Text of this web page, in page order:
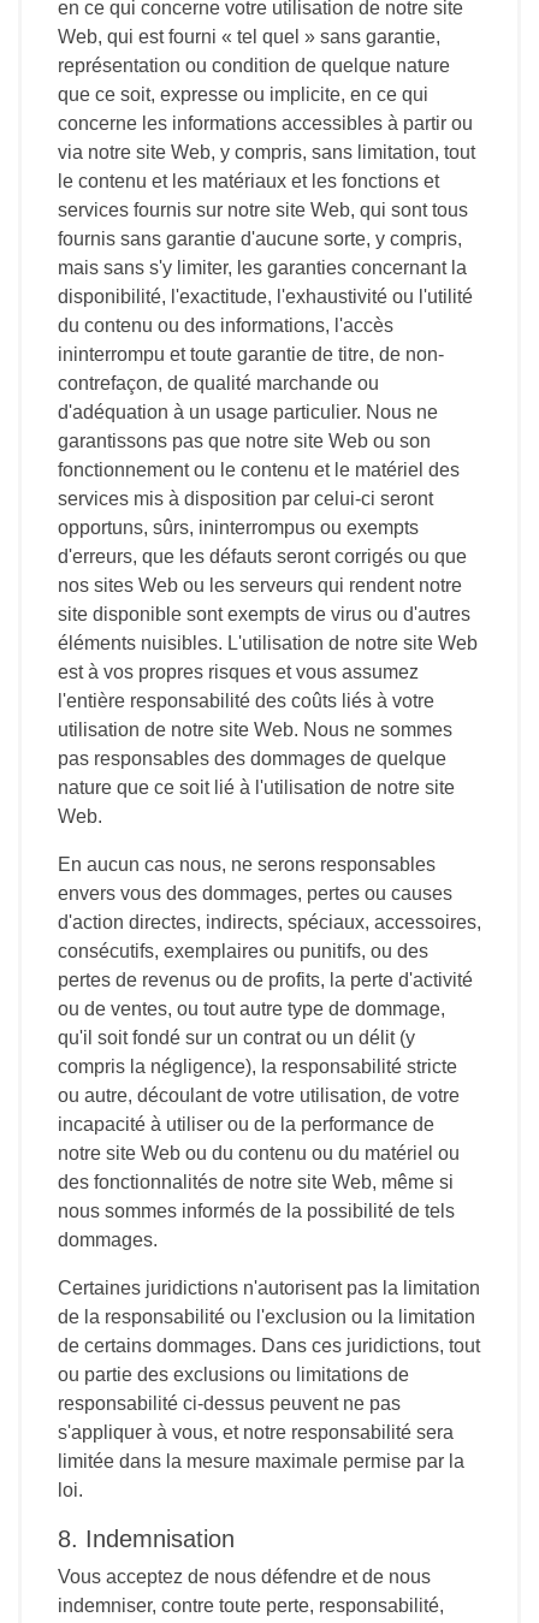
en ce qui concerne votre utilisation de notre site
Web, qui est fourni « tel quel » sans garantie,
représentation ou condition de quelque nature
que ce soit, expresse ou implicite, en ce qui
concerne les informations accessibles à partir ou
via notre site Web, y compris, sans limitation, tout
le contenu et les matériaux et les fonctions et
services fournis sur notre site Web, qui sont tous
fournis sans garantie d'aucune sorte, y compris,
mais sans s'y limiter, les garanties concernant la
disponibilité, l'exactitude, l'exhaustivité ou l'utilité
du contenu ou des informations, l'accès
ininterrompu et toute garantie de titre, de non-
contrefaçon, de qualité marchande ou
d'adéquation à un usage particulier. Nous ne
garantissons pas que notre site Web ou son
fonctionnement ou le contenu et le matériel des
services mis à disposition par celui-ci seront
opportuns, sûrs, ininterrompus ou exempts
d'erreurs, que les défauts seront corrigés ou que
nos sites Web ou les serveurs qui rendent notre
site disponible sont exempts de virus ou d'autres
éléments nuisibles. L'utilisation de notre site Web
est à vos propres risques et vous assumez
l'entière responsabilité des coûts liés à votre
utilisation de notre site Web. Nous ne sommes
pas responsables des dommages de quelque
nature que ce soit lié à l'utilisation de notre site
Web.
En aucun cas nous, ne serons responsables
envers vous des dommages, pertes ou causes
d'action directes, indirects, spéciaux, accessoires,
consécutifs, exemplaires ou punitifs, ou des
pertes de revenus ou de profits, la perte d'activité
ou de ventes, ou tout autre type de dommage,
qu'il soit fondé sur un contrat ou un délit (y
compris la négligence), la responsabilité stricte
ou autre, découlant de votre utilisation, de votre
incapacité à utiliser ou de la performance de
notre site Web ou du contenu ou du matériel ou
des fonctionnalités de notre site Web, même si
nous sommes informés de la possibilité de tels
dommages.
Certaines juridictions n'autorisent pas la limitation
de la responsabilité ou l'exclusion ou la limitation
de certains dommages. Dans ces juridictions, tout
ou partie des exclusions ou limitations de
responsabilité ci-dessus peuvent ne pas
s'appliquer à vous, et notre responsabilité sera
limitée dans la mesure maximale permise par la
loi.
8. Indemnisation
Vous acceptez de nous défendre et de nous
indemniser, contre toute perte, responsabilité,